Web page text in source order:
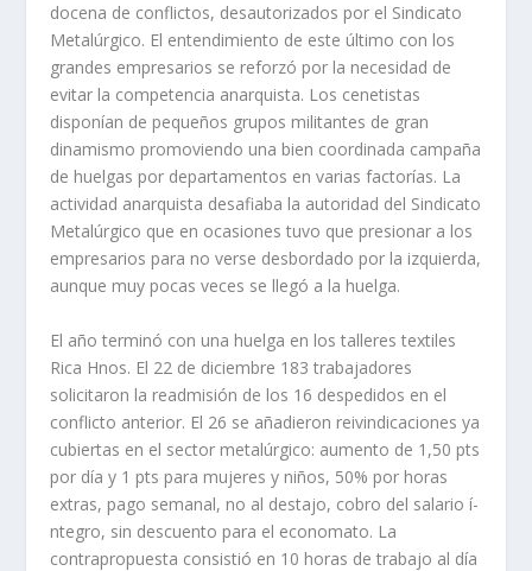
docena de conflictos, desau­torizados por el Sindicato
Metalúrgico. El entendimiento de este último con los
grandes empresarios se reforzó por la necesidad de
evitar la competencia anar­quista. Los cenetistas
disponí­an de pequeños grupos militantes de gran
dinamis­mo promoviendo una bien coordinada campaña
de huelgas por departamentos en varias factorí­as. La
actividad anarquista desafiaba la autoridad del Sindicato
Metalúrgico que en ocasiones tuvo que presionar a los
empresarios para no verse desbordado por la izquierda,
aunque muy pocas veces se llegó a la huelga.
El año terminó con una huelga en los talleres textiles
Rica Hnos. El 22 de diciembre 183 trabajadores
solicitaron la readmisión de los 16 despedidos en el
conflicto anterior. El 26 se añadieron reivindicaciones ya
cubiertas en el sector metalúrgico: aumento de 1,50 pts
por dí­a y 1 pts para mujeres y niños, 50% por horas
extras, pago semanal, no al destajo, cobro del salario í­
ntegro, sin des­cuento para el economato. La
contrapropuesta consistió en 10 horas de trabajo al dí­a